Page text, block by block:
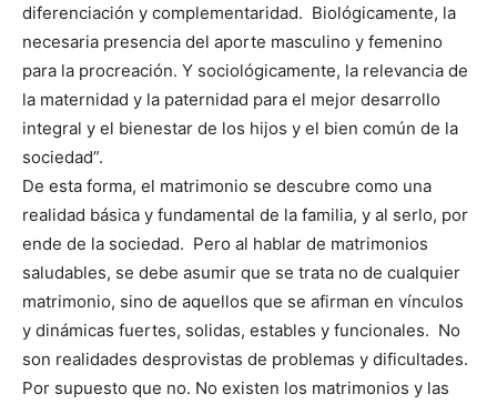
diferenciación y complementaridad. Biológicamente, la
necesaria presencia del aporte masculino y femenino
para la procreación. Y sociológicamente, la relevancia de
la maternidad y la paternidad para el mejor desarrollo
integral y el bienestar de los hijos y el bien común de la
sociedad”.
De esta forma, el matrimonio se descubre como una
realidad básica y fundamental de la familia, y al serlo, por
ende de la sociedad. Pero al hablar de matrimonios
saludables, se debe asumir que se trata no de cualquier
matrimonio, sino de aquellos que se afirman en vínculos
y dinámicas fuertes, solidas, estables y funcionales. No
son realidades desprovistas de problemas y dificultades.
Por supuesto que no. No existen los matrimonios y las